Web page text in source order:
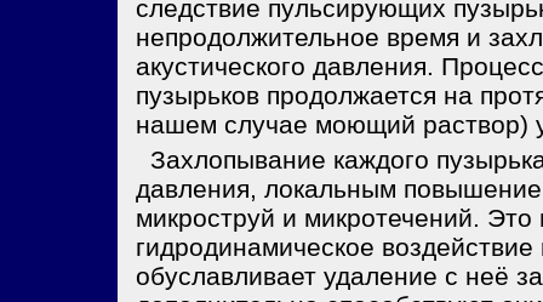
следствие пульсирующих
непродолжительное время и
акустического давления.
пузырьков продолжается на
нашем случае моющий раствор)
Захлопывание каждого
давления, локальным
микроструй и микротечений.
гидродинамическое
обуславливает удаление с неё